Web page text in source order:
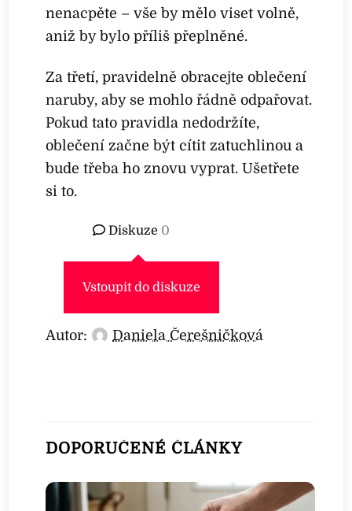
nenacpěte – vše by mělo viset volně,
aniž by bylo příliš přeplněné.
Za třetí, pravidelně obracejte oblečení
naruby, aby se mohlo řádně odpařovat.
Pokud tato pravidla nedodržíte,
oblečení začne být cítit zatuchlinou a
bude třeba ho znovu vyprat. Ušetřete
si to.
Diskuze 0
Vstoupit do diskuze
Autor: Daniela Čerešničková
DOPORUČENÉ ČLÁNKY